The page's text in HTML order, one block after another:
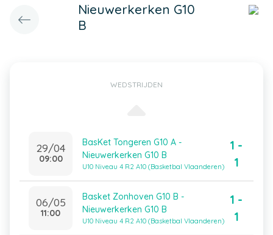
Nieuwerkerken G10
B
WEDSTRIJDEN
29/04
09:00
BasKet Tongeren G10 A -
Nieuwerkerken G10 B
U10 Niveau 4 R2 A10 (Basketbal Vlaanderen)
1 -
1
06/05
11:00
Basket Zonhoven G10 B -
Nieuwerkerken G10 B
U10 Niveau 4 R2 A10 (Basketbal Vlaanderen)
1 -
1